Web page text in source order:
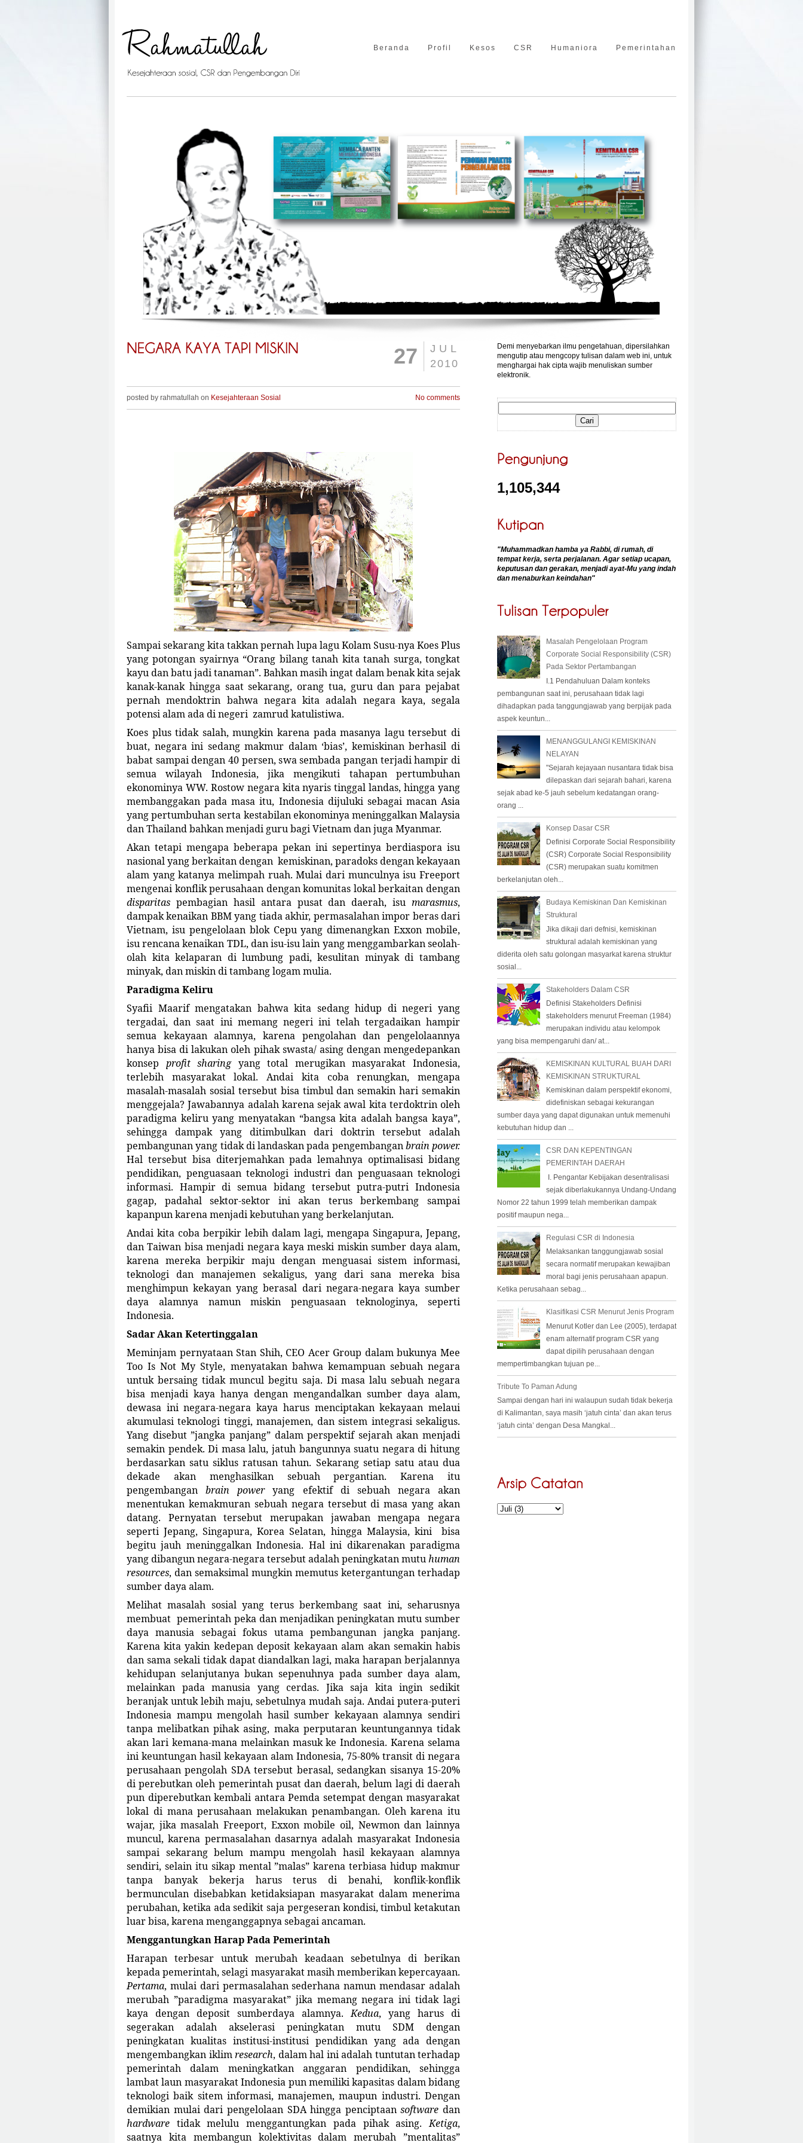
Beranda Profil Kesos CSR Humaniora Pemerintahan
JUL
2010
27
posted by rahmatullah on Kesejahteraan Sosial No comments
Sampai sekarang kita takkan pernah lupa lagu Kolam Susu-nya Koes Plus
yang potongan syairnya “Orang bilang tanah kita tanah surga, tongkat
kayu dan batu jadi tanaman”. Bahkan masih ingat dalam benak kita sejak
kanak-kanak hingga saat sekarang, orang tua, guru dan para pejabat
pernah mendoktrin bahwa negara kita adalah negara kaya, segala
potensi alam ada di negeri zamrud katulistiwa.
Koes plus tidak salah, mungkin karena pada masanya lagu tersebut di
buat, negara ini sedang makmur dalam ‘bias’, kemiskinan berhasil di
babat sampai dengan 40 persen, swa sembada pangan terjadi hampir di
semua wilayah Indonesia, jika mengikuti tahapan pertumbuhan
ekonominya WW. Rostow negara kita nyaris tinggal landas, hingga yang
membanggakan pada masa itu, Indonesia dijuluki sebagai macan Asia
yang pertumbuhan serta kestabilan ekonominya meninggalkan Malaysia
dan Thailand bahkan menjadi guru bagi Vietnam dan juga Myanmar.
Akan tetapi mengapa beberapa pekan ini sepertinya berdiaspora isu
nasional yang berkaitan dengan kemiskinan, paradoks dengan kekayaan
alam yang katanya melimpah ruah. Mulai dari munculnya isu Freeport
mengenai konflik perusahaan dengan komunitas lokal berkaitan dengan
disparitas pembagian hasil antara pusat dan daerah, isu marasmus,
dampak kenaikan BBM yang tiada akhir, permasalahan impor beras dari
Vietnam, isu pengelolaan blok Cepu yang dimenangkan Exxon mobile,
isu rencana kenaikan TDL, dan isu-isu lain yang menggambarkan seolah-
olah kita kelaparan di lumbung padi, kesulitan minyak di tambang
minyak, dan miskin di tambang logam mulia.
Paradigma Keliru
Syafii Maarif mengatakan bahwa kita sedang hidup di negeri yang
tergadai, dan saat ini memang negeri ini telah tergadaikan hampir
semua kekayaan alamnya, karena pengolahan dan pengelolaannya
hanya bisa di lakukan oleh pihak swasta/ asing dengan mengedepankan
konsep profit sharing yang total merugikan masyarakat Indonesia,
terlebih masyarakat lokal. Andai kita coba renungkan, mengapa
masalah-masalah sosial tersebut bisa timbul dan semakin hari semakin
menggejala? Jawabannya adalah karena sejak awal kita terdoktrin oleh
paradigma keliru yang menyatakan “bangsa kita adalah bangsa kaya”,
sehingga dampak yang ditimbulkan dari doktrin tersebut adalah
pembangunan yang tidak di landaskan pada pengembanganbrain power.
Hal tersebut bisa diterjemahkan pada lemahnya optimalisasi bidang
pendidikan, penguasaan teknologi industri dan penguasaan teknologi
informasi. Hampir di semua bidang tersebut putra-putri Indonesia
gagap, padahal sektor-sektor ini akan terus berkembang sampai
kapanpun karena menjadi kebutuhan yang berkelanjutan.
Andai kita coba berpikir lebih dalam lagi, mengapa Singapura, Jepang,
dan Taiwan bisa menjadi negara kaya meski miskin sumber daya alam,
karena mereka berpikir maju dengan menguasai sistem informasi,
teknologi dan manajemen sekaligus, yang dari sana mereka bisa
menghimpun kekayan yang berasal dari negara-negara kaya sumber
daya alamnya namun miskin penguasaan teknologinya, seperti
Indonesia.
Sadar Akan Ketertinggalan
Meminjam pernyataan Stan Shih, CEO Acer Group dalam bukunya Mee
Too Is Not My Style, menyatakan bahwa kemampuan sebuah negara
untuk bersaing tidak muncul begitu saja. Di masa lalu sebuah negara
bisa menjadi kaya hanya dengan mengandalkan sumber daya alam,
dewasa ini negara-negara kaya harus menciptakan kekayaan melaui
akumulasi teknologi tinggi, manajemen, dan sistem integrasi sekaligus.
Yang disebut ”jangka panjang” dalam perspektif sejarah akan menjadi
semakin pendek. Di masa lalu, jatuh bangunnya suatu negara di hitung
berdasarkan satu siklus ratusan tahun. Sekarang setiap satu atau dua
dekade akan menghasilkan sebuah pergantian. Karena itu
pengembanganbrain poweryang efektif di sebuah negara akan
menentukan kemakmuran sebuah negara tersebut di masa yang akan
datang. Pernyatan tersebut merupakan jawaban mengapa negara
seperti Jepang, Singapura, Korea Selatan, hingga Malaysia, kini bisa
begitu jauh meninggalkan Indonesia. Hal ini dikarenakan paradigma
yang dibangun negara-negara tersebut adalah peningkatan mutuhuman
resources, dan semaksimal mungkin memutus ketergantungan terhadap
sumber daya alam.
Melihat masalah sosial yang terus berkembang saat ini, seharusnya
membuat pemerintah peka dan menjadikan peningkatan mutu sumber
daya manusia sebagai fokus utama pembangunan jangka panjang.
Karena kita yakin kedepan deposit kekayaan alam akan semakin habis
dan sama sekali tidak dapat diandalkan lagi, maka harapan berjalannya
kehidupan selanjutanya bukan sepenuhnya pada sumber daya alam,
melainkan pada manusia yang cerdas. Jika saja kita ingin sedikit
beranjak untuk lebih maju, sebetulnya mudah saja. Andai putera-puteri
Indonesia mampu mengolah hasil sumber kekayaan alamnya sendiri
tanpa melibatkan pihak asing, maka perputaran keuntungannya tidak
akan lari kemana-mana melainkan masuk ke Indonesia. Karena selama
ini keuntungan hasil kekayaan alam Indonesia, 75-80% transit di negara
perusahaan pengolah SDA tersebut berasal, sedangkan sisanya 15-20%
di perebutkan oleh pemerintah pusat dan daerah, belum lagi di daerah
pun diperebutkan kembali antara Pemda setempat dengan masyarakat
lokal di mana perusahaan melakukan penambangan. Oleh karena itu
wajar, jika masalah Freeport, Exxon mobile oil, Newmon dan lainnya
muncul, karena permasalahan dasarnya adalah masyarakat Indonesia
sampai sekarang belum mampu mengolah hasil kekayaan alamnya
sendiri, selain itu sikap mental ”malas” karena terbiasa hidup makmur
tanpa banyak bekerja harus terus di benahi, konflik-konflik
bermunculan disebabkan ketidaksiapan masyarakat dalam menerima
perubahan, ketika ada sedikit saja pergeseran kondisi, timbul ketakutan
luar bisa, karena menganggapnya sebagai ancaman.
Menggantungkan Harap Pada Pemerintah
Harapan terbesar untuk merubah keadaan sebetulnya di berikan
kepada pemerintah, selagi masyarakat masih memberikan kepercayaan.
Pertama, mulai dari permasalahan sederhana namun mendasar adalah
merubah ”paradigma masyarakat” jika memang negara ini tidak lagi
kaya dengan deposit sumberdaya alamnya.Kedua, yang harus di
segerakan adalah akselerasi peningkatan mutu SDM dengan
peningkatan kualitas institusi-institusi pendidikan yang ada dengan
mengembangkan iklimresearch, dalam hal ini adalah tuntutan terhadap
pemerintah dalam meningkatkan anggaran pendidikan, sehingga
lambat laun masyarakat Indonesia pun memiliki kapasitas dalam bidang
teknologi baik sitem informasi, manajemen, maupun industri. Dengan
demikian mulai dari pengelolaan SDA hingga penciptaansoftware dan
hardware tidak melulu menggantungkan pada pihak asing.Ketiga,
saatnya kita membangun kolektivitas dalam merubah ”mentalitas”
Demi menyebarkan ilmu pengetahuan, dipersilahkan
mengutip atau mengcopy tulisan dalam web ini, untuk
menghargai hak cipta wajib menuliskan sumber
elektronik.
1,105,344
"Muhammadkan hamba ya Rabbi, di rumah, di
tempat kerja, serta perjalanan. Agar setiap ucapan,
keputusan dan gerakan, menjadi ayat-Mu yang indah
dan menaburkan keindahan"
Masalah Pengelolaan Program
Corporate Social Responsibility (CSR)
Pada Sektor Pertambangan
I.1 Pendahuluan Dalam konteks
pembangunan saat ini, perusahaan tidak lagi
dihadapkan pada tanggungjawab yang berpijak pada
aspek keuntun...
MENANGGULANGI KEMISKINAN
NELAYAN
"Sejarah kejayaan nusantara tidak bisa
dilepaskan dari sejarah bahari, karena
sejak abad ke-5 jauh sebelum kedatangan orang-
orang ...
Konsep Dasar CSR
Definisi Corporate Social Responsibility
(CSR) Corporate Social Responsibility
(CSR) merupakan suatu komitmen
berkelanjutan oleh...
Budaya Kemiskinan Dan Kemiskinan
Struktural
Jika dikaji dari defnisi, kemiskinan
struktural adalah kemiskinan yang
diderita oleh satu golongan masyarkat karena struktur
sosial...
Stakeholders Dalam CSR
Definisi Stakeholders Definisi
stakeholders menurut Freeman (1984)
merupakan individu atau kelompok
yang bisa mempengaruhi dan/ at...
KEMISKINAN KULTURAL BUAH DARI
KEMISKINAN STRUKTURAL
Kemiskinan dalam perspektif ekonomi,
didefiniskan sebagai kekurangan
sumber daya yang dapat digunakan untuk memenuhi
kebutuhan hidup dan ...
CSR DAN KEPENTINGAN
PEMERINTAH DAERAH
I. Pengantar Kebijakan desentralisasi
sejak diberlakukannya Undang-Undang
Nomor 22 tahun 1999 telah memberikan dampak
positif maupun nega...
Regulasi CSR di Indonesia
Melaksankan tanggungjawab sosial
secara normatif merupakan kewajiban
moral bagi jenis perusahaan apapun.
Ketika perusahaan sebag...
Klasifikasi CSR Menurut Jenis Program
Menurut Kotler dan Lee (2005), terdapat
enam alternatif program CSR yang
dapat dipilih perusahaan dengan
mempertimbangkan tujuan pe...
Tribute To Paman Adung
Sampai dengan hari ini walaupun sudah tidak bekerja
di Kalimantan, saya masih ‘jatuh cinta’ dan akan terus
‘jatuh cinta’ dengan Desa Mangkal...